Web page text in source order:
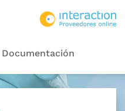
Documentación